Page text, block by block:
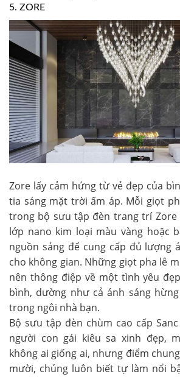
5. ZORE
Zore lấy cảm hứng từ vẻ đẹp của
tia sáng mặt trời ấm áp. Mỗi giọt
trong bộ sưu tập đèn trang trí Zore
lớp nano kim loại màu vàng hoặc
nguồn sáng để cung cấp đủ lượng
cho không gian. Những giọt pha lê
nên thông điệp về một tình yêu
bình, dường như cả ánh sáng
trong ngôi nhà bạn.
Bộ sưu tập đèn chùm cao cấp
người con gái kiêu sa xinh đẹp,
không ai giống ai, nhưng điểm
mười, chúng luôn biết tự làm nổi